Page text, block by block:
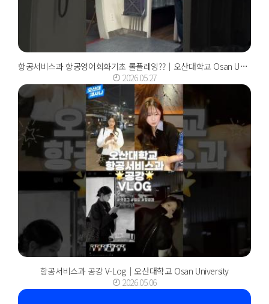
항공서비스과 항공영어회화기초 롤플레잉??｜오산대학교 Osan University
2026.05.27
항공서비스과 공강 V-Log｜오산대학교 Osan University
2026.05.06